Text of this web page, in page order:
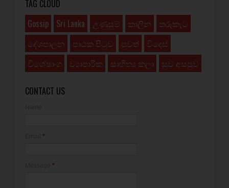
TAG CLOUD
Gossip
Sri Lanka උණුසුම් කාලීන
තරුකැට
දේශපාලන
පාඨක පිටුව පුවත්
විදෙස්
විශේෂාංග
ව්‍යාපාරික සාහිත්‍ය කලා සුව අසපුව
CONTACT US
*
*